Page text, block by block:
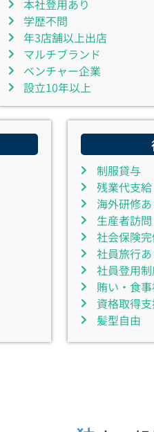
本社登用あり
学歴不問
年3店舗以上出店
マルチブランド
ベンチャー企業
設立10年以上
制服貸与
残業代支給
海外研修あ
生産者訪問
社会保険
社員旅行あ
社員登用
賄い・食
資格取得
髪型自由